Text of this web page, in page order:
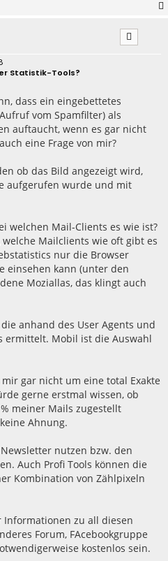
Statistik-Tools?
dass ein eingebettetes
vom Spamfilter) als
auftaucht, wenn es gar nicht
eine Frage von mir?
ob das Bild angezeigt wird,
aufgerufen wurde und mit
welchen Mail-Clients es wie ist?
Mailclients wie oft gibt es
nur die Browser
einsehen kann (unter den
Moziallas, das klingt auch
anhand des User Agents und
ermittelt. Mobil ist die Auswahl
gar nicht um eine total Exakte
gerne erstmal wissen, ob
meiner Mails zugestellt
Ahnung.
nutzen bzw. den
Auch Profi Tools können die
Kombination von Zählpixeln
Informationen zu all diesen
Forum, FAcebookgruppe
kostenlos sein.